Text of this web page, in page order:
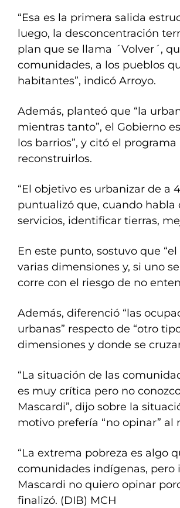
“Esa es la primera salida
luego, la desconcentración
plan que se llama ´Volver´,
comunidades, a los pueblos
habitantes”, indicó Arroyo.
Además, planteó que “la
mientras tanto”, el Gobierno
los barrios”, y citó el
reconstruirlos.
“El objetivo es urbanizar de a
puntualizó que, cuando habla
servicios, identificar tierras,
En este punto, sostuvo que
varias dimensiones y, si uno
corre con el riesgo de no
Además, diferenció “las
urbanas” respecto de “otro
dimensiones y donde se
“La situación de las
es muy crítica pero no
Mascardi”, dijo sobre la
motivo prefería “no opinar” al
“La extrema pobreza es algo
comunidades indígenas,
Mascardi no quiero opinar
finalizó. (DIB) MCH